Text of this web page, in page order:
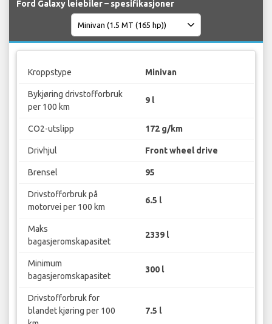
Ford Galaxy leiebiler – spesifikasjoner
Kroppstype Minivan
Bykjøring drivstofforbruk
per 100 km
9 l
CO2-utslipp 172 g/km
Drivhjul Front wheel drive
Brensel 95
Drivstofforbruk på
motorvei per 100 km
6.5 l
Maks
bagasjeromskapasitet
2339 l
Minimum
bagasjeromskapasitet
300 l
Drivstofforbruk for
blandet kjøring per 100
7.5 l